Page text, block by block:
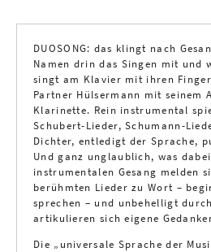
DUOSONG: das klingt nach
Namen drin das Singen mit und
singt am Klavier mit ihren
Partner Hülsermann mit seinem
Klarinette. Rein instrumental
Schubert-Lieder, Schumann-
Dichter, entledigt der Sprache,
Und ganz unglaublich, was
instrumentalen Gesang melden
berühmten Lieder zu Wort –
sprechen – und unbehelligt
artikulieren sich eigene
Die „universale Sprache der